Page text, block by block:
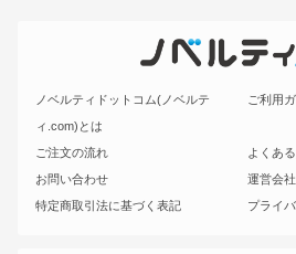
ノベルティドットコム(ノベルテ
ィ.com)とは
ご利用
ご注文の流れ
よくあ
お問い合わせ
運営会社
特定商取引法に基づく表記
プライ